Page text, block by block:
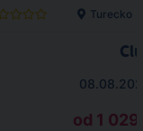
Turecko
od 1